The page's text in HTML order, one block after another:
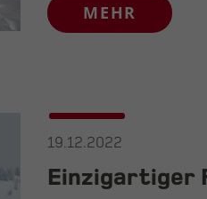
MEHR
19.12.2022
Einzigartiger